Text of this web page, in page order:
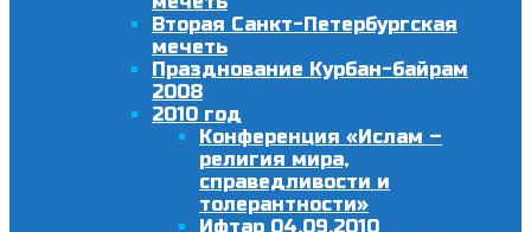
Вторая Санкт-Петербургская
мечеть
Празднование Курбан-байрам
2008
2010 год
Конференция «Ислам –
религия мира,
справедливости и
толерантности»
Ифтар 04.09.2010